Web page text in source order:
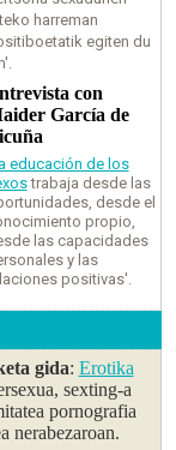
harreman
egiten du
.
con
García de
educación de los
trabaja desde las
desde el
propio,
las capacidades
y las
positivas'.
gida: Erotika
sexting-a
pornografia
nerabezaroan.